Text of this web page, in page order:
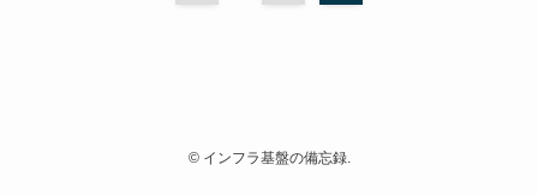
©インフラ基盤の備忘録.